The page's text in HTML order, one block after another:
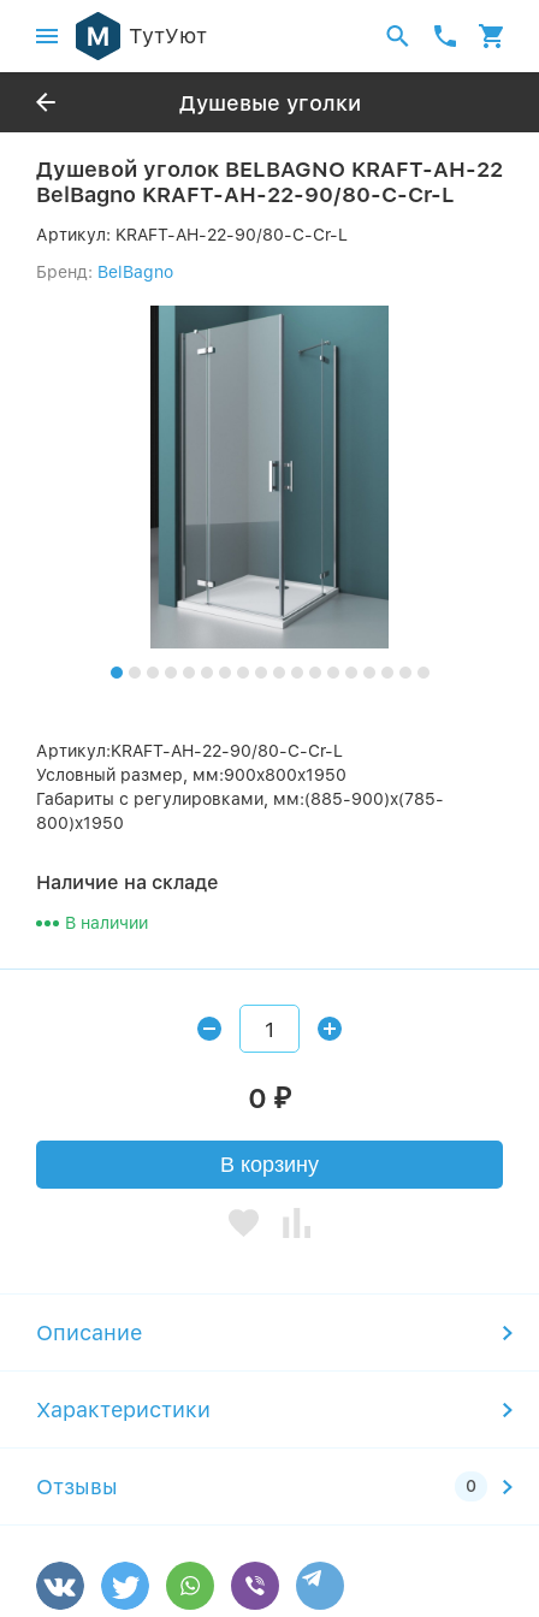
ТутУют
Душевые уголки
Душевой уголок BELBAGNO KRAFT-AH-22
BelBagno KRAFT-AH-22-90/80-C-Cr-L
Артикул: KRAFT-AH-22-90/80-C-Cr-L
Бренд: BelBagno
Артикул:KRAFT-AH-22-90/80-C-Cr-L
Условный размер, мм:900x800x1950
Габариты с регулировками, мм:(885-900)x(785-
800)x1950
Наличие на складе
В наличии
0 ₽
В корзину
Описание
Характеристики
Отзывы